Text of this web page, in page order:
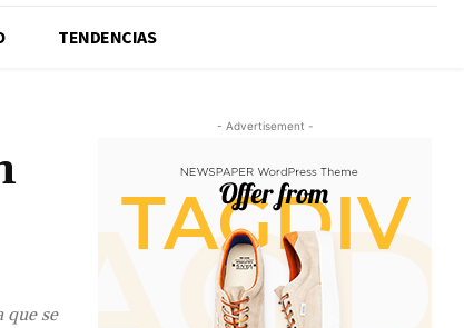
TENDENCIAS
que se
- Advertisement -